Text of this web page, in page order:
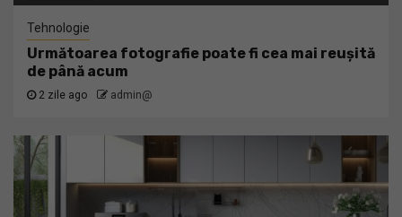
Tehnologie
Următoarea fotografie poate fi cea mai reușită
de până acum
2 zile ago admin@